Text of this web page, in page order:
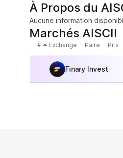
À Propos du
Aucune information
Marchés AISCII
# Exchange Paire Prix
Finary Invest